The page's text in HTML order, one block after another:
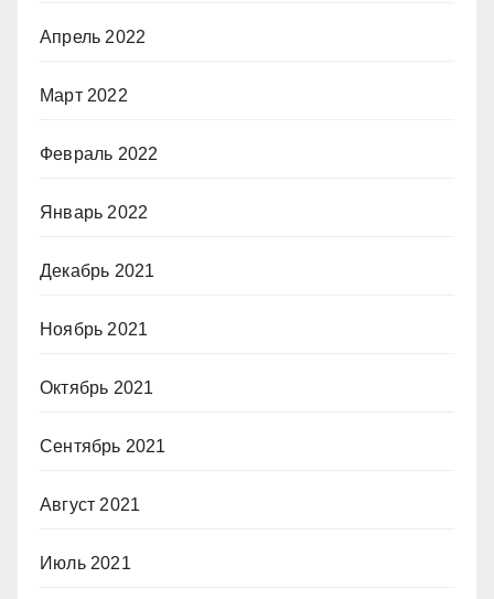
Апрель 2022
Март 2022
Февраль 2022
Январь 2022
Декабрь 2021
Ноябрь 2021
Октябрь 2021
Сентябрь 2021
Август 2021
Июль 2021